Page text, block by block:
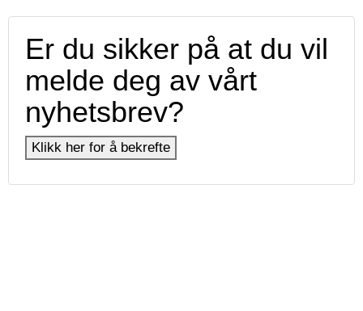
Er du sikker på at du vil
melde deg av vårt
nyhetsbrev?